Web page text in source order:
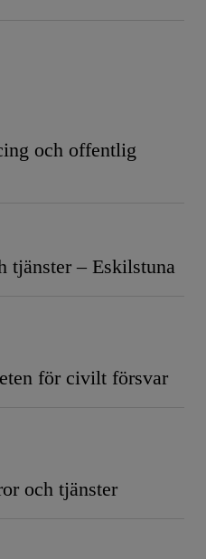
och offentlig
tjänster – Eskilstuna
för civilt försvar
och tjänster